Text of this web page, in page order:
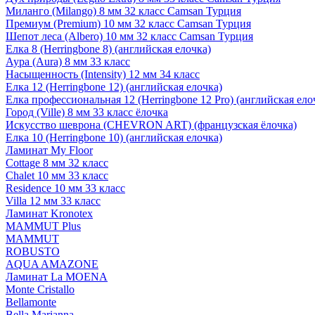
Миланго (Milango) 8 мм 32 класс Camsan Турция
Премиум (Premium) 10 мм 32 класс Camsan Турция
Шепот леса (Albero) 10 мм 32 класс Camsan Турция
Елка 8 (Herringbone 8) (английская елочка)
Аура (Aura) 8 мм 33 класс
Насыщенность (Intensity) 12 мм 34 класс
Елка 12 (Herringbone 12) (английская елочка)
Елка профессиональная 12 (Herringbone 12 Pro) (английская
Город (Ville) 8 мм 33 класс ёлочка
Искусство шеврона (CHEVRON ART) (французская ёлочка)
Елка 10 (Herringbone 10) (английская елочка)
Ламинат My Floor
Cottage 8 мм 32 класс
Chalet 10 мм 33 класс
Residence 10 мм 33 класс
Villa 12 мм 33 класс
Ламинат Kronotex
MAMMUT Plus
MAMMUT
ROBUSTO
AQUA AMAZONE
Ламинат La MOENA
Monte Cristallo
Bellamonte